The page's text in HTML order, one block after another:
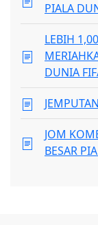
PIALA
LEBIH
DUNIA
JOM
BESAR